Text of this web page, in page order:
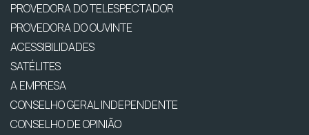
PROVEDORA DO TELESPECTADOR
PROVEDORA DO OUVINTE
ACESSIBILIDADES
SATÉLITES
A EMPRESA
CONSELHO GERAL INDEPENDENTE
CONSELHO DE OPINIÃO